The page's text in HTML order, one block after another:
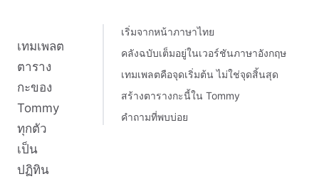
เทมเพลต
ตาราง
กะของ
Tommy
ทุกตัว
เป็น
ปฏิทิน
เริ่มจากหน้าภาษาไทย
คลังฉบับเต็มอยู่ในเวอร์ชันภาษาอังกฤษ
เทมเพลตคือจุดเริ่มต้น ไม่ใช่จุดสิ้นสุด
สร้างตารางกะนี้ใน Tommy
คำถามที่พบบ่อย